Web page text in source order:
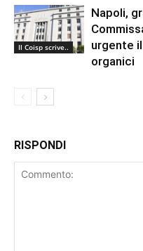
Il Coisp scrive..
Napoli,
urgente
organici
RISPONDI